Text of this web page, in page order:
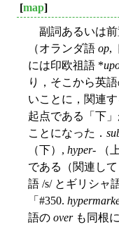
[map]
副詞あるいは前
（オランダ語 op,
には印欧祖語 *
り，そこから英
いことに，関連
起点である「下
ことになった．
（下）, hyper- （
である（関連して
語 /s/ とギリシャ
「#350.
語の overも同根に